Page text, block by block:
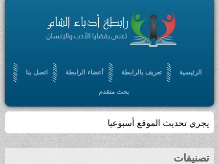
الرئيسية تعريف بالرابطة أعضاء الرابطة اتصل بنا
بحث متقدم
يجري تحديث الموقع أسبوعيا
تصنيفات